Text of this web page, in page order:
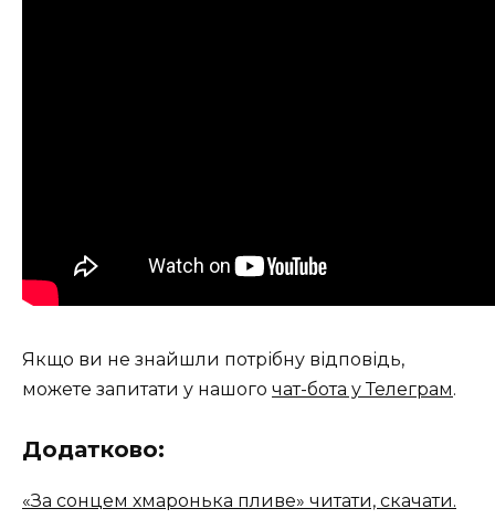
Якщо ви не знайшли потрібну відповідь,
можете запитати у нашого чат-бота у Телеграм.
Додатково:
«За сонцем хмаронька пливе» читати, скачати.